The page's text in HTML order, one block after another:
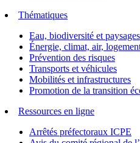
Thématiques
Eau, biodiversité et paysages
Énergie, climat, air,
Prévention des risques
Transports et véhicules
Mobilités et infrastructures
Promotion de la transition
Ressources en ligne
Arrêtés préfectoraux ICPE